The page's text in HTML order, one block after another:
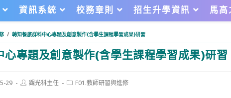
資訊系統 校務章則 招生升學資訊 馬
/ 轉知餐旅群科中心專題及創意製作(含學生課程學習成果)研習
心專題及創意製作(含學生課程學習成果)研習
29
Post觀光科主任
PostF01.教師研習與進修